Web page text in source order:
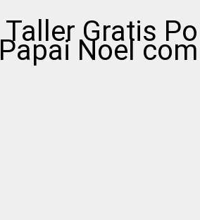
Taller Gratis
Papai Noel